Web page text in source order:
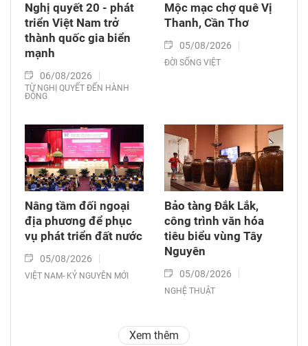
Nghị quyết 20 - phát
triển Việt Nam trở
thành quốc gia biển
mạnh
06/08/2026
TỪ NGHỊ QUYẾT ĐẾN HÀNH
ĐỘNG
Mộc mạc chợ quê Vị
Thanh, Cần Thơ
05/08/2026
ĐỜI SỐNG VIỆT
Nâng tầm đối ngoại
địa phương để phục
vụ phát triển đất nước
05/08/2026
VIỆT NAM- KỶ NGUYÊN MỚI
Bảo tàng Đắk Lắk,
công trình văn hóa
tiêu biểu vùng Tây
Nguyên
05/08/2026
NGHỆ THUẬT
Xem thêm